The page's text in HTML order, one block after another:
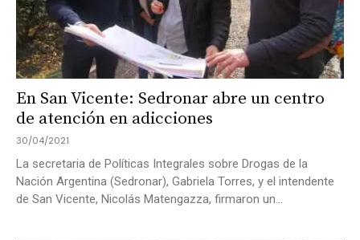
En San Vicente: Sedronar abre un centro
de atención en adicciones
30/04/2021
La secretaria de Políticas Integrales sobre Drogas de la
Nación Argentina (Sedronar), Gabriela Torres, y el intendente
de San Vicente, Nicolás Matengazza, firmaron un...